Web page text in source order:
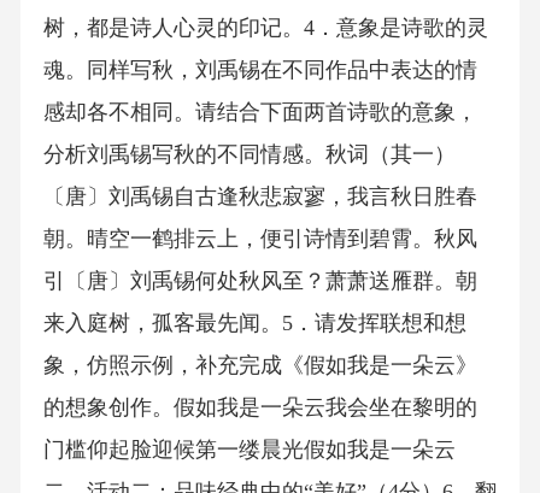
树，都是诗人心灵的印记。4．意象是诗歌的灵
魂。同样写秋，刘禹锡在不同作品中表达的情
感却各不相同。请结合下面两首诗歌的意象，
分析刘禹锡写秋的不同情感。秋词（其一）
〔唐〕刘禹锡自古逢秋悲寂寥，我言秋日胜春
朝。晴空一鹤排云上，便引诗情到碧霄。秋风
引〔唐〕刘禹锡何处秋风至？萧萧送雁群。朝
来入庭树，孤客最先闻。5．请发挥联想和想
象，仿照示例，补充完成《假如我是一朵云》
的想象创作。假如我是一朵云我会坐在黎明的
门槛仰起脸迎候第一缕晨光假如我是一朵云